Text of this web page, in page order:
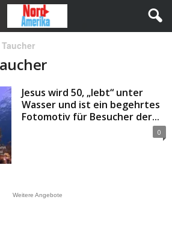
Taucher
Jesus wird 50, „lebt“ unter
Wasser und ist ein begehrtes
Fotomotiv für Besucher der...
0
Weitere Angebote